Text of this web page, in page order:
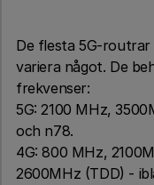
De flesta 5G-routrar
variera något. De
frekvenser:
5G: 2100 MHz,
och n78.
4G: 800 MHz,
2600MHz (TDD) -